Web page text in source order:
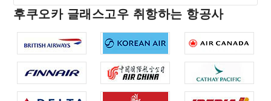
후쿠오카 글래스고우 취항하는 항공사